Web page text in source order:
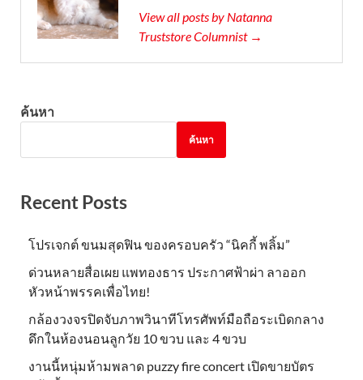
View all posts by Natanna
Truststore Columnist →
ค้นหา
ค้นหา
Recent Posts
โปรเจกต์ ขนมสุดฟิน ของครอบครัว “นิคกี้ พลิ้ม”
ด่วนหลายสื่อเผย แพทองธาร ประกาศฟ้าผ่า ลาออก
หัวหน้าพรรคเพื่อไทย!
กล้องวงจรปิดจับภาพวินาทีโทรศัพท์มือถือระเบิดกลาง
ดึกในห้องนอนลูกวัย 10 ขวบ และ 4 ขวบ
งานนี้หนุ่มห้ามพลาด puzzy fire concert เปิดขายบัตร